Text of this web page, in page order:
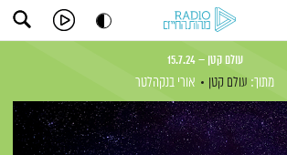
עולם קטן – 15.7.24
מתוך: עולם קטן אורי בנקהלטר